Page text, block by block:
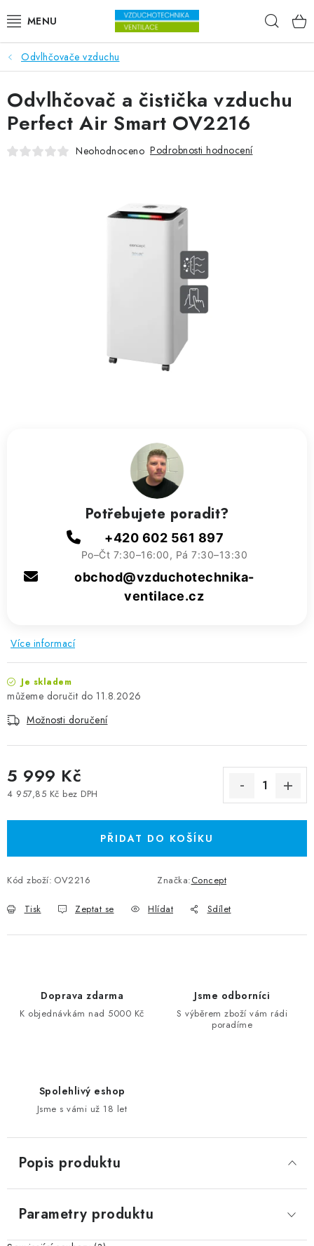
VENTILÁTORY
VZDUCHOTECHNIKA
REKUPERACE
ZVLHČOVAČE VZDUCHU PRŮMYSLOVÉ
NAHŘÍVACÍ POLŠTÁŘEK S LÁVOVÝM PÍSKEM
Kontakty
Odvlhčovače vzduchu
Více informací
Je skladem
11.8.2026
Možnosti doručení
5 999 Kč
4 957,85 Kč bez DPH
PŘIDAT DO KOŠÍKU
Kód zboží: OV2216 Značka:Concept
Tisk Zeptat se Hlídat Sdílet
Odvlhčovač a čistička vzduchu
Perfect Air Smart OV2216
Neohodnoceno Podrobnosti hodnocení
Potřebujete poradit?
+420 602 561 897
Po–Čt 7:30–16:00, Pá 7:30–13:30
obchod@vzduchotechnika-
ventilace.cz
Doprava zdarma
K objednávkám nad 5000 Kč
Jsme odborníci
S výběrem zboží vám rádi
poradíme
Spolehlivý eshop
Jsme s vámi už 18 let
Popis produktu
Parametry produktu